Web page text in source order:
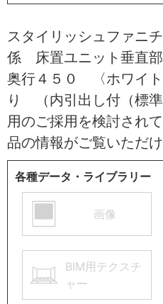
スタイリッシュファ
係 床置ユニット垂
奥行４５０ 〈ホワイ
り （内引出し付（標準
用のご採用を検討され
品の情報がご覧いただ
各種データ・ライブラリー
画像
BIM用テクスチ
ャー